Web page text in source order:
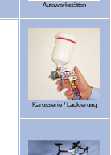
Autowerkstätten
Karosserie / Lackierung